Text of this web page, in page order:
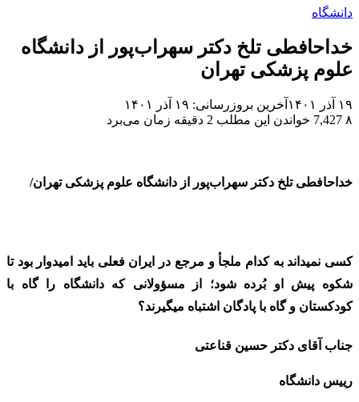
دانشگاه
خداحافطی تلخ دکتر سهراب‌پور از دانشگاه
علوم پزشکی تهران
۱۹ آذر ۱۴۰۱
آخرین بروزرسانی: ۱۹ آذر ۱۴۰۱
۸
خواندن این مطلب 2 دقیقه زمان می‌برد
خداحافطی تلخ دکتر سهراب‌پور از دانشگاه علوم پزشکی تهران/
کسی نمیداند به کدام ملجأ و مرجع در ایران فعلی باید امیدوار بود تا
شکوه پیش او بُرده شود؛ از مسؤولانی که دانشگاه را گاه با
کودکستان و گاه با پادگان اشتباه میگیرند؟
جناب آقای دکتر حسین قناعتی
رییس دانشگاه